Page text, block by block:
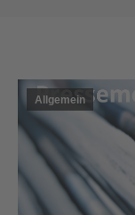
Allgemein